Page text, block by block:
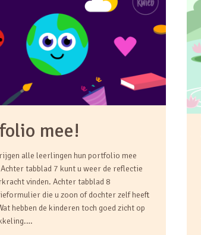
mee!
alle leerlingen hun portfolio mee
tabblad 7 kunt u weer de reflectie
vinden. Achter tabblad 8
die u zoon of dochter zelf heeft
hebben de kinderen toch goed zicht op